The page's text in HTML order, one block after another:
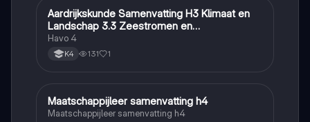
Aardrijkskunde
Aardrijkskunde Samenvatting H3 Klimaat en
Landschap 3.3 Zeestromen en
Klimaatgebieden • BuiteNLand
Havo 4
K4 131 1
Maatschappijleer
Maatschappijleer samenvatting h4
Maatschappijleer samenvatting h4